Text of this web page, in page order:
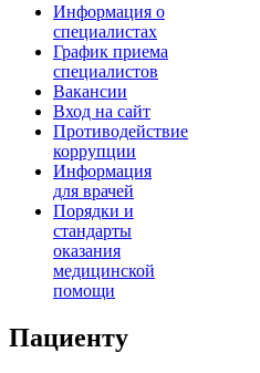
Информация о
специалистах
График приема
специалистов
Вакансии
Вход на сайт
Противодействие
коррупции
Информация
для врачей
Порядки и
стандарты
оказания
медицинской
помощи
Пациенту